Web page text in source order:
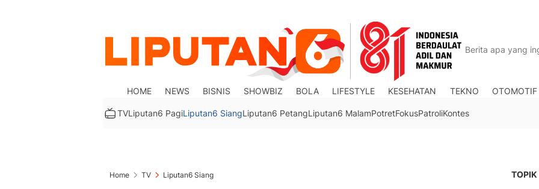
HOME NEWS BISNIS SHOWBIZ BOLA LIFESTYLE KESEHATAN TEKNO OTOMOTIF
TVLiputan6 PagiLiputan6 SiangLiputan6 PetangLiputan6 MalamPotretFokusPatroliKontes
Home TV Liputan6 Siang TOPIK